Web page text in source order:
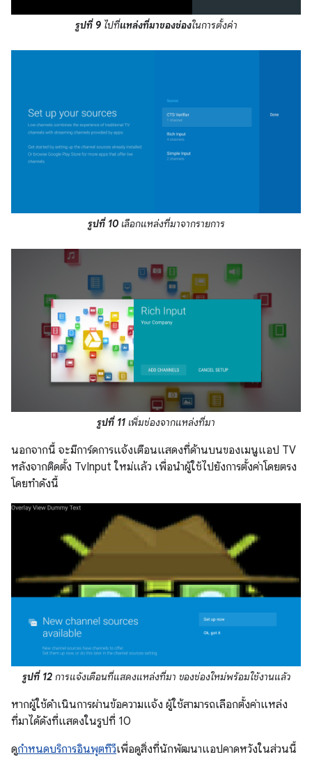
รูปที่ 9ไปที่แหล่งที่มาของช่องในการตั้งค่า
รูปที่ 10เลือกแหล่งที่มาจากรายการ
รูปที่ 11 เพิ่มช่องจากแหล่งที่มา
นอกจากนี้ จะมีการ์ดการแจ้งเตือนแสดงที่ด้านบนของเมนูแอป TV
หลังจากติดตั้ง TvInput ใหม่แล้ว เพื่อนำผู้ใช้ไปยังการตั้งค่าโดยตรง
โดยทำดังนี้
รูปที่ 12การแจ้งเตือนที่แสดงแหล่งที่มา ของช่องใหม่พร้อมใช้งานแล้ว
หากผู้ใช้ดำเนินการผ่านข้อความแจ้ง ผู้ใช้สามารถเลือกตั้งค่าแหล่ง
ที่มาได้ดังที่แสดงในรูปที่ 10
ดูกำหนดบริการอินพุตทีวีเพื่อดูสิ่งที่นักพัฒนาแอปคาดหวังในส่วนนี้